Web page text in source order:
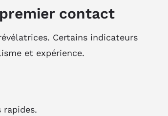
contact
Certains indicateurs
et expérience.
rapides.